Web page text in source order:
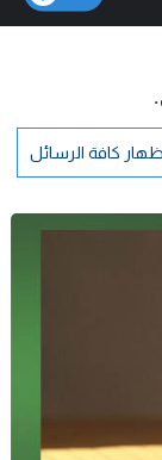
.
كافة الرسائل